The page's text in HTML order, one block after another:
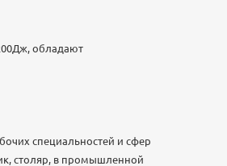
обладают
специальностей и сфер
столяр, в промышленной